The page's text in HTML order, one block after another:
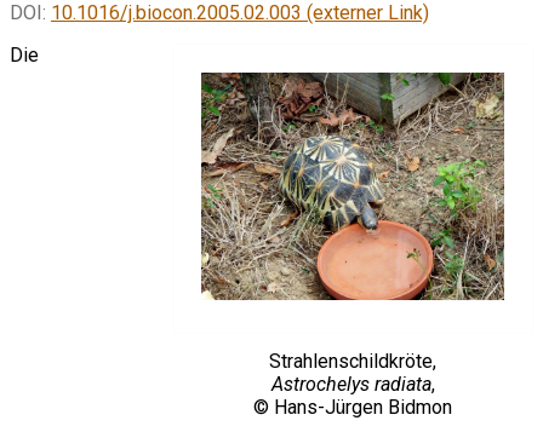
DOI: 10.1016/j.biocon.2005.02.003 (externer Link)
Strahlenschildkröte,
Astrochelys radiata,
© Hans-Jürgen Bidmon
Die